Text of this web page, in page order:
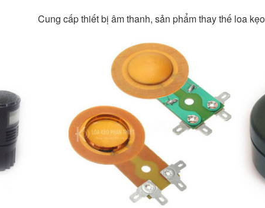
Cung cấp thiết bị âm thanh, sản phẩm thay thế loa